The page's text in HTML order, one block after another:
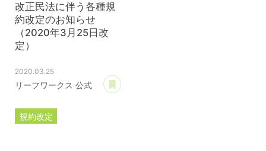
改正民法に伴う各種規
約改定のお知らせ
（2020年3月25日改
定）
2020.03.25
リーフワークス 公式
規約改定